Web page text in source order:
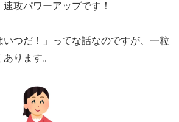
攻パワーアップです！
いつだ！」ってな話なのですが、一粒
ります。